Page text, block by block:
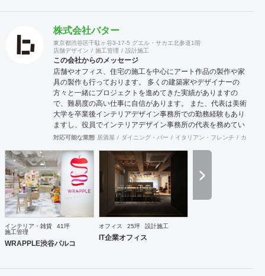
株式会社バター
東京都渋谷区千駄ヶ谷3-17-5 グエル・サカエ北参道1階
店舗デザイン
施工管理 設計施工
この会社からのメッセージ
店舗やオフィス、住宅の施工を中心にアート作品の製作や家
具の製作も行っております。 多くの建築家やデザイナーの
方々と一緒にプロジェクトを進めてきた実績がありますの
で、難易度の高い仕事に自信があります。 また、代表は美術
大学を卒業後インテリアデザイン事務所での勤務経験もあり
ますし、役員でインテリアデザイン事務所の代表を務めてい
る者もおり、社内に4名のデザイナーを有しています。 現場
が回らない際は代表自信も現場に出ますので、社内で5名と
専属の外注監理1名の6名で物件規模や内容に応じて割り当て
ています。 さらに自社で木工職人を抱えており、内装工事に
おいて大きなボリュームを締める木工家具の製作には質、量
ともに自信を持っております。 その他、自社で飲食店を経営
しており業態の開発やレシピ提供、仕入先のコーディネー
ト、人材教育なども行っており設計や施工だけにとらわれな
い様々な引き合いがあります。 大手企業の新業態開発の際の
社外プロジェクトメンバーとしてノウハウ提供などの実績も
対応可能な業態 居酒屋 ダイニング・バー イタリアン・フレンチ カフェ
インテリア・雑貨
41坪
施工管理
WRAPPLE渋谷パルコ
オフィス 25坪 設計施工
IT企業オフィス